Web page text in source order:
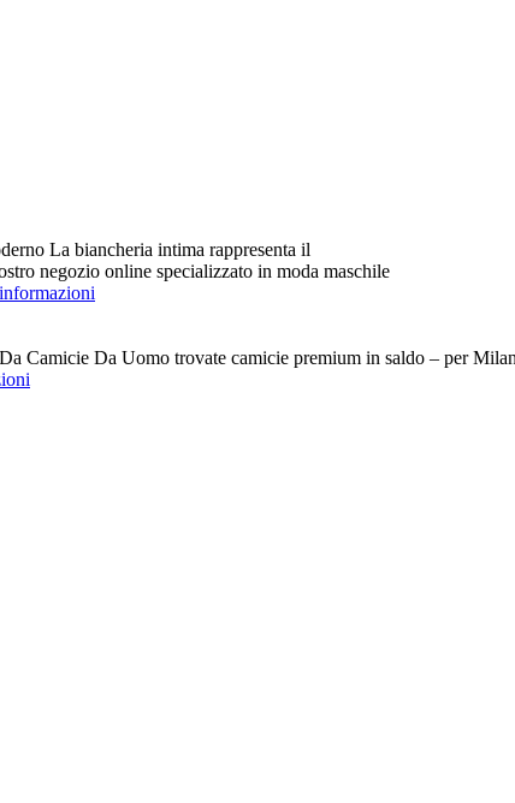
La biancheria intima rappresenta il
negozio online specializzato in moda maschile
Camicie Da Uomo trovate camicie premium in saldo – per